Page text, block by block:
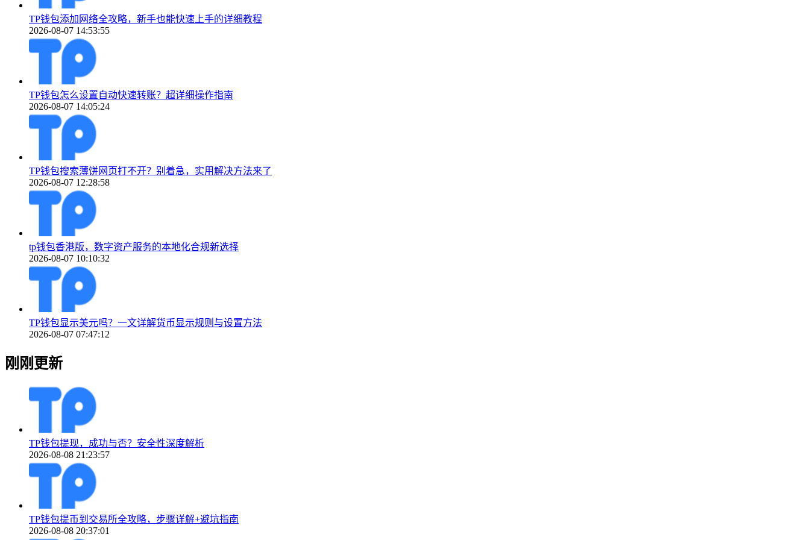
TP钱包添加网络全攻略，新手也能快速上手的详细教程
2026-08-07 14:53:55
TP钱包怎么设置自动快速转账？超详细操作指南
2026-08-07 14:05:24
TP钱包搜索薄饼网页打不开？别着急，实用解决方法来了
2026-08-07 12:28:58
tp钱包香港版，数字资产服务的本地化合规新选择
2026-08-07 10:10:32
TP钱包显示美元吗？一文详解货币显示规则与设置方法
2026-08-07 07:47:12
刚刚更新
TP钱包提现，成功与否？安全性深度解析
2026-08-08 21:23:57
TP钱包提币到交易所全攻略，步骤详解+避坑指南
2026-08-08 20:37:01